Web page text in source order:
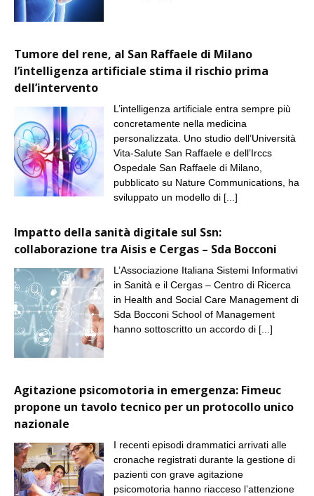
Tumore del rene, al San Raffaele di Milano
l’intelligenza artificiale stima il rischio prima
dell’intervento
L’intelligenza artificiale entra sempre più
concretamente nella medicina
personalizzata. Uno studio dell’Università
Vita-Salute San Raffaele e dell’Irccs
Ospedale San Raffaele di Milano,
pubblicato su Nature Communications, ha
sviluppato un modello di [...]
Impatto della sanità digitale sul Ssn:
collaborazione tra Aisis e Cergas – Sda Bocconi
L’Associazione Italiana Sistemi Informativi
in Sanità e il Cergas – Centro di Ricerca
in Health and Social Care Management di
Sda Bocconi School of Management
hanno sottoscritto un accordo di [...]
Agitazione psicomotoria in emergenza: Fimeuc
propone un tavolo tecnico per un protocollo unico
nazionale
I recenti episodi drammatici arrivati alle
cronache registrati durante la gestione di
pazienti con grave agitazione
psicomotoria hanno riacceso l’attenzione